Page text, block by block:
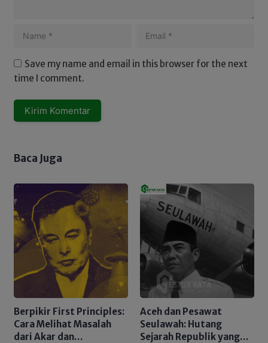
Save my name and email in this browser for the next
time I comment.
Baca Juga
Berpikir First Principles:
Cara Melihat Masalah
dari Akar dan
Aceh dan Pesawat
Seulawah: Hutang
Sejarah Republik yang